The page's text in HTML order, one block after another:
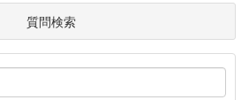
質問検索